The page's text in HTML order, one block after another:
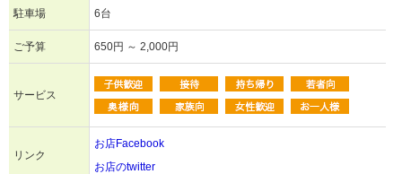
駐車場 6台
ご予算 650円 ～ 2,000円
サービス
リンク
お店Facebook
お店のtwitter